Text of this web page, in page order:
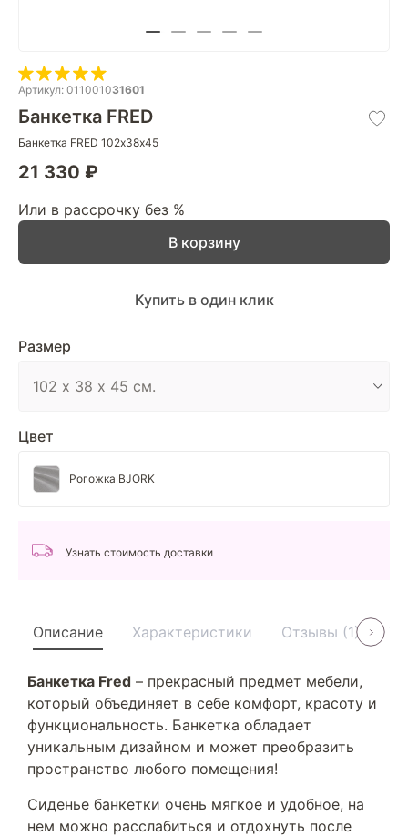
Артикул: 011001031601
Банкетка FRED
Банкетка FRED 102х38х45
21 330 ₽
Или в рассрочку без %
Размер
Цвет
Рогожка BJORK
В корзину
Купить в один клик
Узнать стоимость доставки
Описание Характеристики Отзывы (1)
Банкетка Fred – прекрасный предмет мебели,
который объединяет в себе комфорт, красоту и
функциональность. Банкетка обладает
уникальным дизайном и может преобразить
пространство любого помещения!
Сиденье банкетки очень мягкое и удобное, на
нем можно расслабиться и отдохнуть после